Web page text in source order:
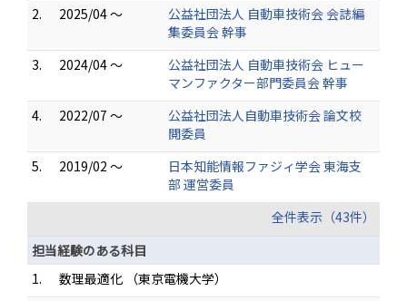
2.
2025/04 ～
公益社団法人 自動車技術会 会誌編
集委員会 幹事
3.
2024/04 ～
公益社団法人 自動車技術会 ヒュー
マンファクター部門委員会 幹事
4.
2022/07 ～
公益社団法人自動車技術会 論文校
閲委員
5.
2019/02 ～
日本知能情報ファジィ学会 東海支
部 運営委員
全件表示（43件）
担当経験のある科目
1.
数理最適化 （東京電機大学）